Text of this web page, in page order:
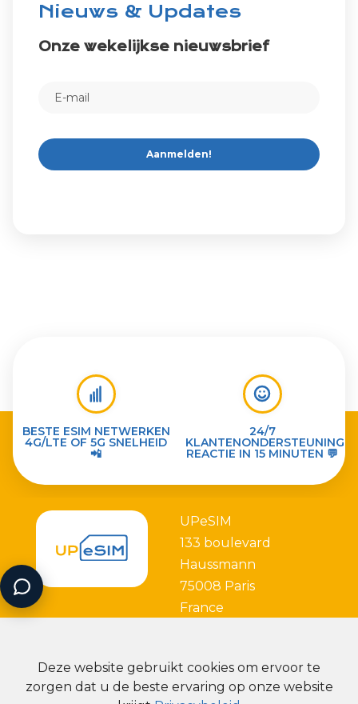
Nieuws & Updates
Onze wekelijkse nieuwsbrief
Aanmelden!
Deze website gebruikt cookies om ervoor te
zorgen dat u de beste ervaring op onze website
BESTE ESIM NETWERKEN
4G/LTE OF 5G SNELHEID
📲
24/7
KLANTENONDERSTEUNING
REACTIE IN 15 MINUTEN 💬
UPeSIM
133 boulevard
Haussmann
75008 Paris
France